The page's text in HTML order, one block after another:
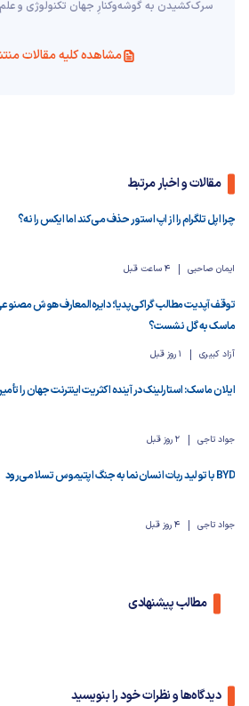
سرک‌کشیدن به گوشه‌وکنارِ جهان تکنولوژی و
مشاهده کلیه مقالات
مقالات و اخبار مرتبط
چرا اپل تلگرام را از اپ استور حذف می‌کند اما ایکس را نه؟
ایمان صاحبی 4 ساعت قبل
توقف آپدیت مطالب گراکی‌پدیا؛ دایره‌المعارف هوش
ماسک به گل نشست؟
آزاد کبیری 1 روز قبل
ایلان ماسک: استارلینک در آینده اکثریت اینترنت جهان را
جواد تاجی 2 روز قبل
BYD با تولید ربات انسان‌نما به جنگ اپتیموس تسلا می‌رود
جواد تاجی 4 روز قبل
مطالب پیشنهادی
دیدگاه‌ها و نظرات خود را بنویسید